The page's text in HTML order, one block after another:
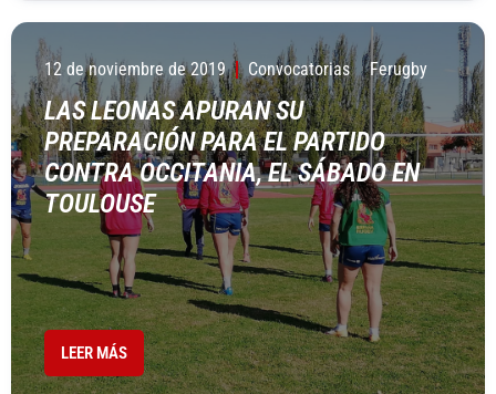
12 de noviembre de 2019 Convocatorias Ferugby
LAS LEONAS APURAN SU
PREPARACIÓN PARA EL PARTIDO
CONTRA OCCITANIA, EL SÁBADO EN
TOULOUSE
LEER MÁS